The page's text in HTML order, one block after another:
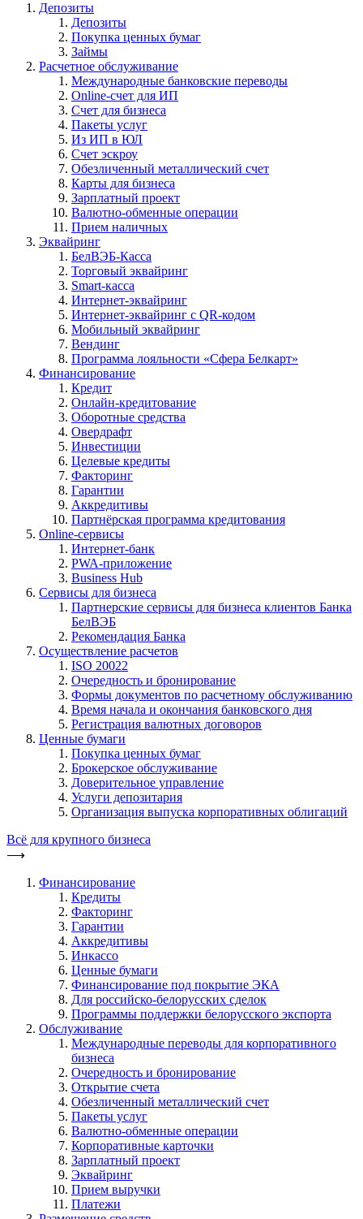
Депозиты
Депозиты
Покупка ценных бумаг
Займы
Расчетное обслуживание
Международные банковские переводы
Online-счет для ИП
Счет для бизнеса
Пакеты услуг
Из ИП в ЮЛ
Счет эскроу
Обезличенный металлический счет
Карты для бизнеса
Зарплатный проект
Валютно-обменные операции
Прием наличных
Эквайринг
БелВЭБ-Касса
Торговый эквайринг
Smart-касса
Интернет-эквайринг
Интернет-эквайринг с QR-кодом
Мобильный эквайринг
Вендинг
Программа лояльности «Сфера Белкарт»
Финансирование
Кредит
Онлайн-кредитование
Оборотные средства
Овердрафт
Инвестиции
Целевые кредиты
Факторинг
Гарантии
Аккредитивы
Партнёрская программа кредитования
Online-сервисы
Интернет-банк
PWA-приложение
Business Hub
Сервисы для бизнеса
Партнерские сервисы для бизнеса клиентов Банка
БелВЭБ
Рекомендация Банка
Осуществление расчетов
ISO 20022
Очередность и бронирование
Формы документов по расчетному обслуживанию
Время начала и окончания банковского дня
Регистрация валютных договоров
Ценные бумаги
Покупка ценных бумаг
Брокерское обслуживание
Доверительное управление
Услуги депозитария
Организация выпуска корпоративных облигаций
Всё для крупного бизнеса
⟶
Финансирование
Кредиты
Факторинг
Гарантии
Аккредитивы
Инкассо
Ценные бумаги
Финансирование под покрытие ЭКА
Для российско-белорусских сделок
Программы поддержки белорусского экспорта
Обслуживание
Международные переводы для корпоративного
бизнеса
Очередность и бронирование
Открытие счета
Обезличенный металлический счет
Пакеты услуг
Валютно-обменные операции
Корпоративные карточки
Зарплатный проект
Эквайринг
Прием выручки
Платежи